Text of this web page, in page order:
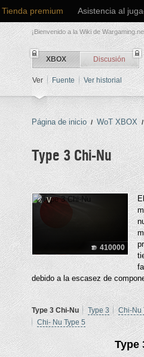
Tienda premium Asistencia al
¡Bienvenido a la Wiki de
XBOX Discusión
Ver Fuente Ver historial
Página de inicio / WoT XBOX /
Type 3 Chi-Nu
Saltar a: navegación , buscar
V
410000
debido a la escasez de
Type 3 Chi-Nu Type 3
Chi-Nu
Chi- Nu Type 5
Type